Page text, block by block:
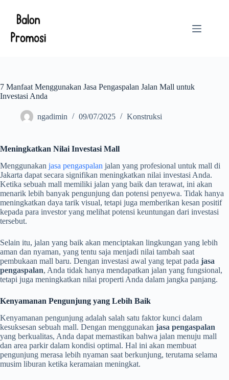
content
7 Manfaat Menggunakan Jasa Pengaspalan Jalan Mall untuk
Investasi Anda
ngadimin 09/07/2025 Konstruksi
Meningkatkan Nilai Investasi Mall
Menggunakan jasa pengaspalan jalan yang profesional untuk mall di
Jakarta dapat secara signifikan meningkatkan nilai investasi Anda.
Ketika sebuah mall memiliki jalan yang baik dan terawat, ini akan
menarik lebih banyak pengunjung dan potensi penyewa. Tidak hanya
meningkatkan daya tarik visual, tetapi juga memberikan kesan positif
kepada para investor yang melihat potensi keuntungan dari investasi
tersebut.
Selain itu, jalan yang baik akan menciptakan lingkungan yang lebih
aman dan nyaman, yang tentu saja menjadi nilai tambah saat
pembukaan mall baru. Dengan investasi awal yang tepat pada jasa
pengaspalan, Anda tidak hanya mendapatkan jalan yang fungsional,
tetapi juga meningkatkan nilai properti Anda dalam jangka panjang.
Kenyamanan Pengunjung yang Lebih Baik
Kenyamanan pengunjung adalah salah satu faktor kunci dalam
kesuksesan sebuah mall. Dengan menggunakan jasa pengaspalan
yang berkualitas, Anda dapat memastikan bahwa jalan menuju mall
dan area parkir dalam kondisi optimal. Hal ini akan membuat
pengunjung merasa lebih nyaman saat berkunjung, terutama selama
musim liburan ketika keramaian meningkat.